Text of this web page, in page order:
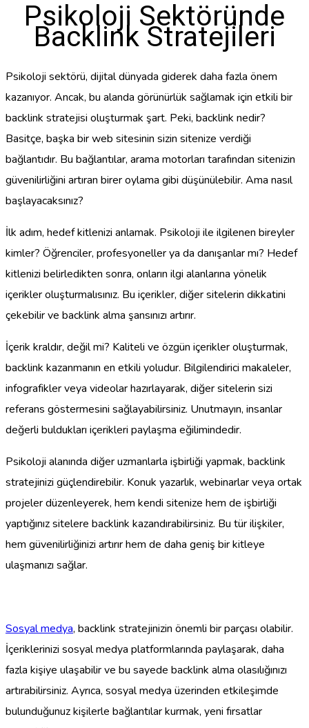
Psikoloji Sektöründe
Backlink Stratejileri
Psikoloji sektörü, dijital dünyada giderek daha fazla önem
kazanıyor. Ancak, bu alanda görünürlük sağlamak için etkili bir
backlink stratejisi oluşturmak şart. Peki, backlink nedir?
Basitçe, başka bir web sitesinin sizin sitenize verdiği
bağlantıdır. Bu bağlantılar, arama motorları tarafından sitenizin
güvenilirliğini artıran birer oylama gibi düşünülebilir. Ama nasıl
başlayacaksınız?
İlk adım, hedef kitlenizi anlamak. Psikoloji ile ilgilenen bireyler
kimler? Öğrenciler, profesyoneller ya da danışanlar mı? Hedef
kitlenizi belirledikten sonra, onların ilgi alanlarına yönelik
içerikler oluşturmalısınız. Bu içerikler, diğer sitelerin dikkatini
çekebilir ve backlink alma şansınızı artırır.
İçerik kraldır, değil mi? Kaliteli ve özgün içerikler oluşturmak,
backlink kazanmanın en etkili yoludur. Bilgilendirici makaleler,
infografikler veya videolar hazırlayarak, diğer sitelerin sizi
referans göstermesini sağlayabilirsiniz. Unutmayın, insanlar
değerli buldukları içerikleri paylaşma eğilimindedir.
Psikoloji alanında diğer uzmanlarla işbirliği yapmak, backlink
stratejinizi güçlendirebilir. Konuk yazarlık, webinarlar veya ortak
projeler düzenleyerek, hem kendi sitenize hem de işbirliği
yaptığınız sitelere backlink kazandırabilirsiniz. Bu tür ilişkiler,
hem güvenilirliğinizi artırır hem de daha geniş bir kitleye
ulaşmanızı sağlar.
Sosyal medya, backlink stratejinizin önemli bir parçası olabilir.
İçeriklerinizi sosyal medya platformlarında paylaşarak, daha
fazla kişiye ulaşabilir ve bu sayede backlink alma olasılığınızı
artırabilirsiniz. Ayrıca, sosyal medya üzerinden etkileşimde
bulunduğunuz kişilerle bağlantılar kurmak, yeni fırsatlar